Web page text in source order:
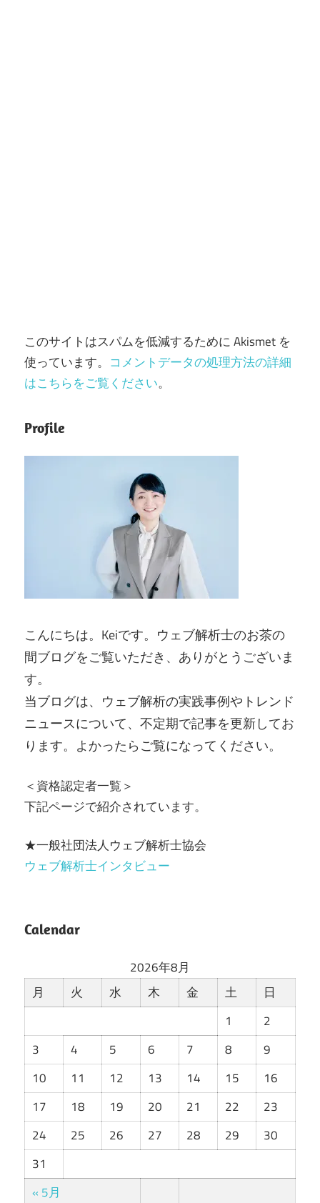
このサイトはスパムを低減するために Akismet を
使っています。 コメントデータの処理方法の詳細
はこちらをご覧ください。
Profile
こんにちは。Keiです。ウェブ解析士のお茶の
間ブログをご覧いただき、ありがとうございま
す。
当ブログは、ウェブ解析の実践事例やトレンド
ニュースについて、不定期で記事を更新してお
ります。よかったらご覧になってください。
＜資格認定者一覧＞
下記ページで紹介されています。
★一般社団法人ウェブ解析士協会
ウェブ解析士インタビュー
Calendar
2026年8月
月
火 水 木 金 土 日
« 5月
1
2
3
4 5 6 7 8
9
10
11 12 13 14 15
16
17
18 19 20 21 22
23
24
25 26 27 28 29
30
31